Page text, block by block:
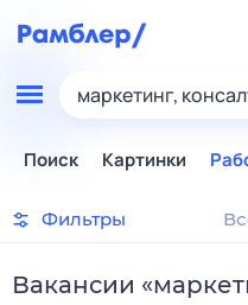
маркетинг,
Поиск Картинки
Фильтры
Вакансии «